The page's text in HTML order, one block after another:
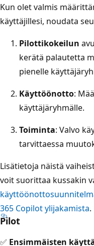
Kun olet valmis
käyttäjillesi, noudata
Pilottikokeilun
kerätä palautetta
pienelle
Käyttöönotto:
käyttäjäryhmälle.
Toiminta: Valvo
tarvittaessa
Lisätietoja näistä
voit suorittaa kussakin
365 Copilot ylijakamista.
Pilot
✅ Ensimmäisten